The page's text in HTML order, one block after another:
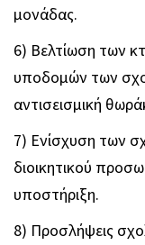
μονάδας.
6) Βελτίωση των
υποδομών των
αντισεισμική
7) Ενίσχυση των
διοικητικού
υποστήριξη.
8) Προσλήψεις